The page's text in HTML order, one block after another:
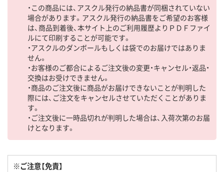
・この商品には、アスクル発行の納品書が同梱されていない
場合があります。アスクル発行の納品書をご希望のお客様
は、商品到着後、本サイト上のご利用履歴よりＰＤＦファイ
ルにて印刷することが可能です。
・アスクルのダンボールもしくは袋でのお届けではありま
せん。
・お客様のご都合によるご注文後の変更・キャンセル・返品・
交換はお受けできません。
・商品のご注文後に商品がお届けできないことが判明した
際には、ご注文をキャンセルさせていただくことがありま
す。
・ご注文後に一時品切れが判明した場合は、入荷次第のお届
けとなります。
※ご注意【免責】